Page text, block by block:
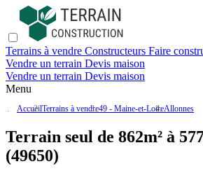
Terrains à vendre Constructeurs Faire
Vendre un terrain Devis maison
Vendre un terrain Devis maison
Menu
AccueilTerrains à vendre49 - Maine-et-LoireAllonnes
Terrain seul de 862m² à
(49650)